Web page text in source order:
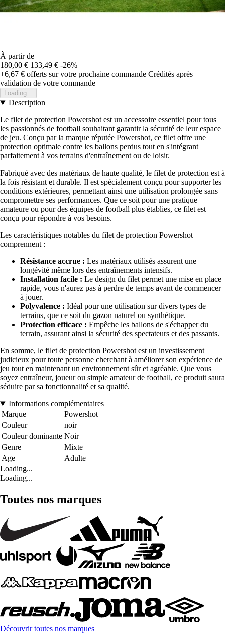
À partir de
180,00 € 133,49 € -26%
+6,67 € offerts sur votre prochaine commande Crédités après
validation de votre commande
Loading...
Description
Le filet de protection Powershot est un accessoire essentiel pour tous
les passionnés de football souhaitant garantir la sécurité de leur espace
de jeu. Conçu par la marque réputée Powershot, ce filet offre une
protection optimale contre les ballons perdus tout en s'intégrant
parfaitement à vos terrains d'entraînement ou de loisir.
Fabriqué avec des matériaux de haute qualité, le filet de protection est à
la fois résistant et durable. Il est spécialement conçu pour supporter les
conditions extérieures, permettant ainsi une utilisation prolongée sans
compromettre ses performances. Que ce soit pour une pratique
amateure ou pour des équipes de football plus établies, ce filet est
conçu pour répondre à vos besoins.
Les caractéristiques notables du filet de protection Powershot
comprennent :
Résistance accrue : Les matériaux utilisés assurent une
longévité même lors des entraînements intensifs.
Installation facile : Le design du filet permet une mise en place
rapide, vous n'aurez pas à perdre de temps avant de commencer
à jouer.
Polyvalence : Idéal pour une utilisation sur divers types de
terrains, que ce soit du gazon naturel ou synthétique.
Protection efficace : Empêche les ballons de s'échapper du
terrain, assurant ainsi la sécurité des spectateurs et des passants.
En somme, le filet de protection Powershot est un investissement
judicieux pour toute personne cherchant à améliorer son expérience de
jeu tout en maintenant un environnement sûr et agréable. Que vous
soyez entraîneur, joueur ou simple amateur de football, ce produit saura
séduire par sa fonctionnalité et sa qualité.
Informations complémentaires
Marque
Powershot
Couleur
noir
Couleur dominante Noir
Genre
Mixte
Age
Adulte
Loading...
Loading...
Toutes nos marques
Découvrir toutes nos marques